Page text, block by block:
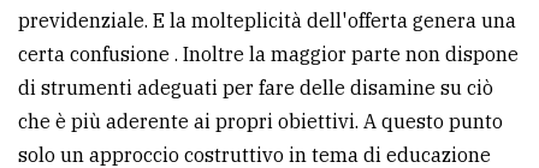
previdenziale. E la molteplicità dell'offerta genera una
certa confusione . Inoltre la maggior parte non dispone
di strumenti adeguati per fare delle disamine su ciò
che è più aderente ai propri obiettivi. A questo punto
solo un approccio costruttivo in tema di educazione